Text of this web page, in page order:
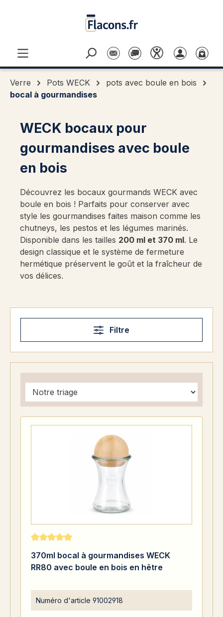
Verre Pots WECK
pots avec boule en bois
bocal à gourmandises
WECK bocaux pour
gourmandises avec boule
en bois
Découvrez les bocaux gourmands WECK avec
boule en bois ! Parfaits pour conserver avec
style les gourmandises faites maison comme les
chutneys, les pestos et les légumes marinés.
Disponible dans les tailles 200 ml et 370 ml. Le
design classique et le système de fermeture
hermétique préservent le goût et la fraîcheur de
vos délices.
Filtre
Note moyenne de 5 sur 5 étoiles
370ml bocal à gourmandises WECK
RR80 avec boule en bois en hêtre
Numéro d'article 91002918